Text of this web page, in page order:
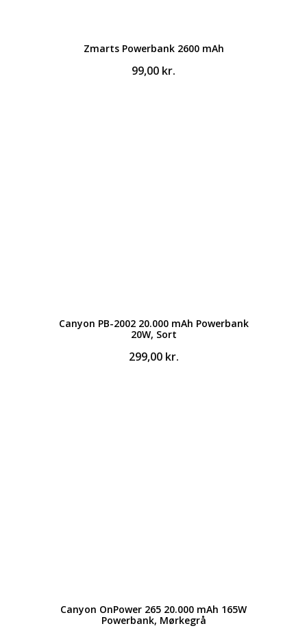
Zmarts Powerbank 2600 mAh
99,00 kr.
Canyon PB-2002 20.000 mAh Powerbank
20W, Sort
299,00 kr.
Canyon OnPower 265 20.000 mAh 165W
Powerbank, Mørkegrå